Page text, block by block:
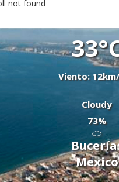
not found
Viento:
Cloudy
73%
Mexico